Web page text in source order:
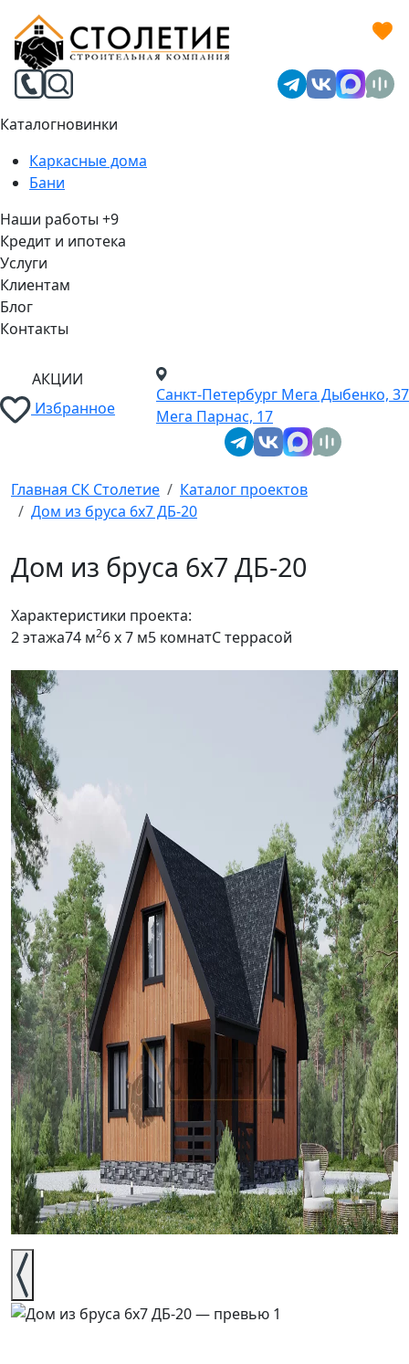
Каталогновинки
Каркасные дома
Бани
Наши работы +9
Кредит и ипотека
Услуги
Клиентам
Блог
Контакты
АКЦИИ
Избранное
Санкт-Петербург Мега Дыбенко, 37
Мега Парнас, 17
Главная СК Столетие
Каталог проектов
Дом из бруса 6x7 ДБ-20
Дом из бруса 6x7 ДБ-20
Характеристики проекта:
2 этажа74 м26 x 7 м5 комнатС террасой